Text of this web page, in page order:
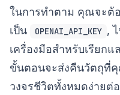
ในการทำตาม คุณจะต้
เป็น
OPENAI_API_KEY ,
เครื่องมือสำหรับเรียก
ขั้นตอนจะส่งคืนวัตถุที่
วงจรชีวิตทั้งหมดง่ายต่